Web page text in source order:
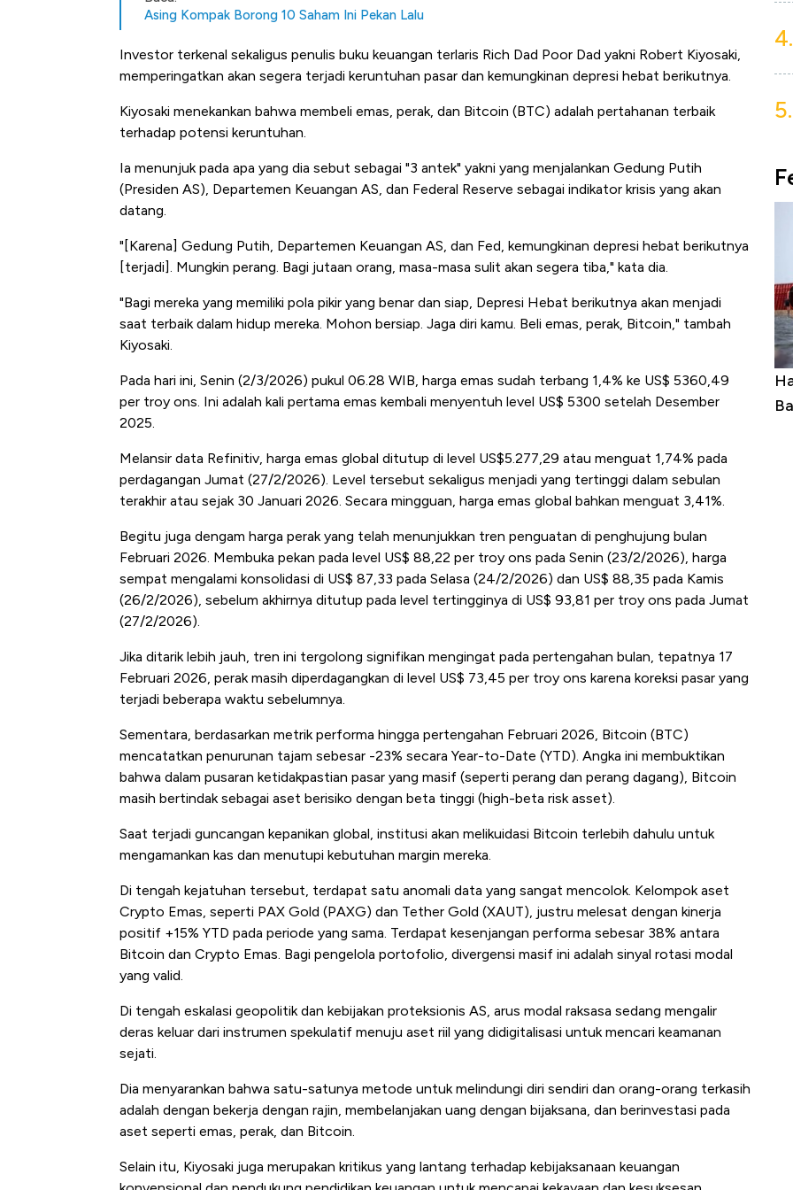
Asing Kompak Borong 10 Saham Ini Pekan Lalu
Investor terkenal sekaligus penulis buku keuangan terlaris Rich Dad Poor Dad yakni Robert Kiyosaki,
memperingatkan akan segera terjadi keruntuhan pasar dan kemungkinan depresi hebat berikutnya.
Kiyosaki menekankan bahwa membeli emas, perak, dan Bitcoin (BTC) adalah pertahanan terbaik
terhadap potensi keruntuhan.
Ia menunjuk pada apa yang dia sebut sebagai "3 antek" yakni yang menjalankan Gedung Putih
(Presiden AS), Departemen Keuangan AS, dan Federal Reserve sebagai indikator krisis yang akan
datang.
"[Karena] Gedung Putih, Departemen Keuangan AS, dan Fed, kemungkinan depresi hebat berikutnya
[terjadi]. Mungkin perang. Bagi jutaan orang, masa-masa sulit akan segera tiba," kata dia.
"Bagi mereka yang memiliki pola pikir yang benar dan siap, Depresi Hebat berikutnya akan menjadi
saat terbaik dalam hidup mereka. Mohon bersiap. Jaga diri kamu. Beli emas, perak, Bitcoin," tambah
Kiyosaki.
Pada hari ini, Senin (2/3/2026) pukul 06.28 WIB, harga emas sudah terbang 1,4% ke US$ 5360,49
per troy ons. Ini adalah kali pertama emas kembali menyentuh level US$ 5300 setelah Desember
2025.
Melansir data Refinitiv, harga emas global ditutup di level US$5.277,29 atau menguat 1,74% pada
perdagangan Jumat (27/2/2026). Level tersebut sekaligus menjadi yang tertinggi dalam sebulan
terakhir atau sejak 30 Januari 2026. Secara mingguan, harga emas global bahkan menguat 3,41%.
Begitu juga dengam harga perak yang telah menunjukkan tren penguatan di penghujung bulan
Februari 2026. Membuka pekan pada level US$ 88,22 per troy ons pada Senin (23/2/2026), harga
sempat mengalami konsolidasi di US$ 87,33 pada Selasa (24/2/2026) dan US$ 88,35 pada Kamis
(26/2/2026), sebelum akhirnya ditutup pada level tertingginya di US$ 93,81 per troy ons pada Jumat
(27/2/2026).
Jika ditarik lebih jauh, tren ini tergolong signifikan mengingat pada pertengahan bulan, tepatnya 17
Februari 2026, perak masih diperdagangkan di level US$ 73,45 per troy ons karena koreksi pasar yang
terjadi beberapa waktu sebelumnya.
Sementara, berdasarkan metrik performa hingga pertengahan Februari 2026, Bitcoin (BTC)
mencatatkan penurunan tajam sebesar -23% secara Year-to-Date (YTD). Angka ini membuktikan
bahwa dalam pusaran ketidakpastian pasar yang masif (seperti perang dan perang dagang), Bitcoin
masih bertindak sebagai aset berisiko dengan beta tinggi (high-beta risk asset).
Saat terjadi guncangan kepanikan global, institusi akan melikuidasi Bitcoin terlebih dahulu untuk
mengamankan kas dan menutupi kebutuhan margin mereka.
Di tengah kejatuhan tersebut, terdapat satu anomali data yang sangat mencolok. Kelompok aset
Crypto Emas, seperti PAX Gold (PAXG) dan Tether Gold (XAUT), justru melesat dengan kinerja
positif +15% YTD pada periode yang sama. Terdapat kesenjangan performa sebesar 38% antara
Bitcoin dan Crypto Emas. Bagi pengelola portofolio, divergensi masif ini adalah sinyal rotasi modal
yang valid.
Di tengah eskalasi geopolitik dan kebijakan proteksionis AS, arus modal raksasa sedang mengalir
deras keluar dari instrumen spekulatif menuju aset riil yang didigitalisasi untuk mencari keamanan
sejati.
Dia menyarankan bahwa satu-satunya metode untuk melindungi diri sendiri dan orang-orang terkasih
adalah dengan bekerja dengan rajin, membelanjakan uang dengan bijaksana, dan berinvestasi pada
aset seperti emas, perak, dan Bitcoin.
Selain itu, Kiyosaki juga merupakan kritikus yang lantang terhadap kebijaksanaan keuangan
4.
5.
Ini Kekuatan Uang Embraer Kuasai
Langit Dunia, Pembunuh Boeing-Airbus?
Harga Batu Bara Bangkit, Ada Kabar
Baik Buat Pengusaha RI